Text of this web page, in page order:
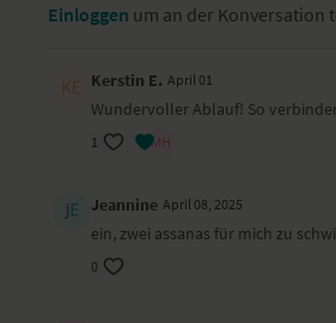
Einloggen um an der Konversation
Kerstin E. April 01
Wundervoller Ablauf! So
1
Jeannine April 08, 2025
ein, zwei assanas für mich zu
0